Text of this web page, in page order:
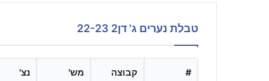
טבלת נערים ג' דן2 22-23
# קבוצה מש' נצ'